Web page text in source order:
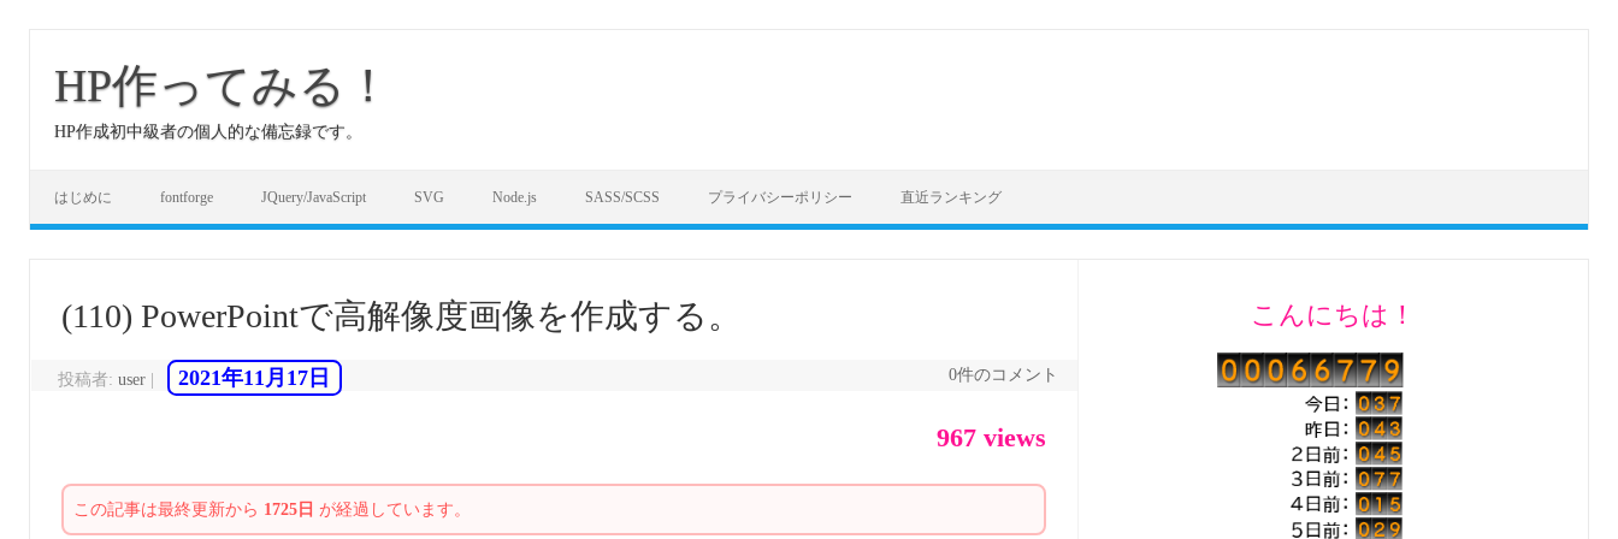
HP作ってみる！
HP作成初中級者の個人的な備忘録です。
はじめに fontforge JQuery/JavaScript SVG Node.js SASS/SCSS プライバシーポリシー 直近ランキング
(110) PowerPointで高解像度画像を作成する。
投稿者: user 2021年11月17日 0件のコメント
967 views
この記事は最終更新から 1725日 が経過しています。
こんにちは！